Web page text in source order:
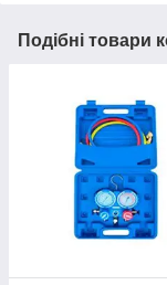
Подібні товари